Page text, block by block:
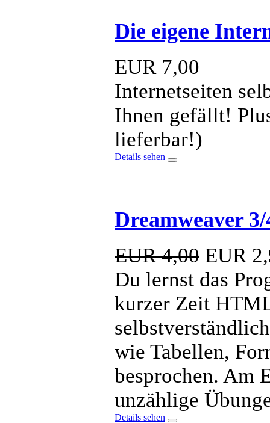
Die eigene
EUR 7,00
Internetseiten
Ihnen gefällt!
lieferbar!)
Details sehen
Dreamweaver
EUR 4,00 EUR
Du lernst das
kurzer Zeit
wie Tabellen,
besprochen. Am
unzählige
Details sehen